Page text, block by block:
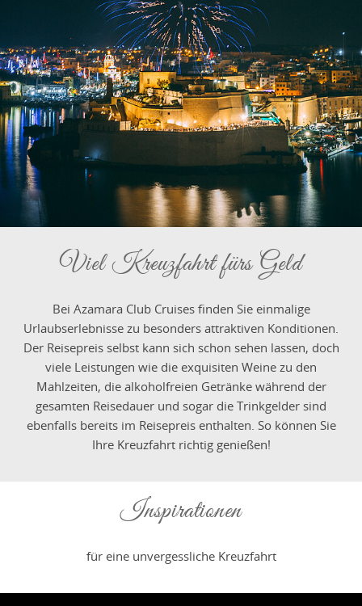
Viel Kreuzfahrt fürs Geld
Bei Azamara Club Cruises finden Sie einmalige
Urlaubserlebnisse zu besonders attraktiven Konditionen.
Der Reisepreis selbst kann sich schon sehen lassen, doch
viele Leistungen wie die exquisiten Weine zu den
Mahlzeiten, die alkoholfreien Getränke während der
gesamten Reisedauer und sogar die Trinkgelder sind
ebenfalls bereits im Reisepreis enthalten. So können Sie
Ihre Kreuzfahrt richtig genießen!
Inspirationen
für eine unvergessliche Kreuzfahrt